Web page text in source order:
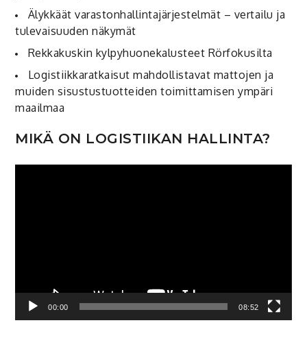
Älykkäät varastonhallintajärjestelmät – vertailu ja
tulevaisuuden näkymät
Rekkakuskin kylpyhuonekalusteet Rörfokusilta
Logistiikkaratkaisut mahdollistavat mattojen ja
muiden sisustustuotteiden toimittamisen ympäri
maailmaa
MIKÄ ON LOGISTIIKAN HALLINTA?
00:00 08:52